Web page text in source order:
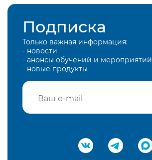
Подписка
Только важная информация:
- новости
- анонсы обучений и мероприятий
- новые продукты